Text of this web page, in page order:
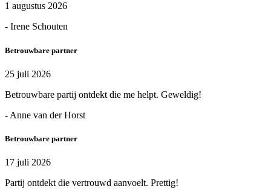
1 augustus 2026
- Irene Schouten
Betrouwbare partner
25 juli 2026
Betrouwbare partij ontdekt die me helpt. Geweldig!
- Anne van der Horst
Betrouwbare partner
17 juli 2026
Partij ontdekt die vertrouwd aanvoelt. Prettig!